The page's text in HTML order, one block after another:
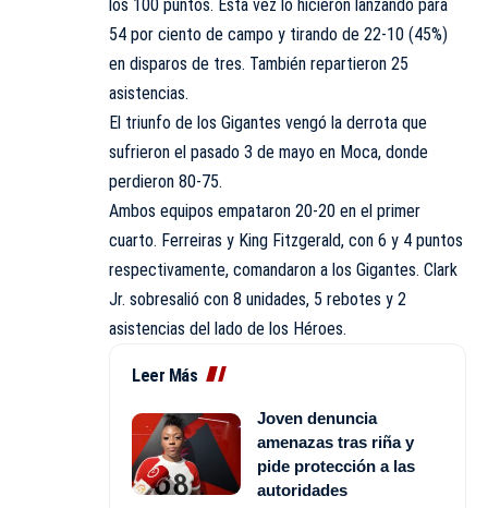
los 100 puntos. Esta vez lo hicieron lanzando para
54 por ciento de campo y tirando de 22-10 (45%)
en disparos de tres. También repartieron 25
asistencias.
El triunfo de los Gigantes vengó la derrota que
sufrieron el pasado 3 de mayo en Moca, donde
perdieron 80-75.
Ambos equipos empataron 20-20 en el primer
cuarto. Ferreiras y King Fitzgerald, con 6 y 4 puntos
respectivamente, comandaron a los Gigantes. Clark
Jr. sobresalió con 8 unidades, 5 rebotes y 2
asistencias del lado de los Héroes.
Leer Más
Joven denuncia
amenazas tras riña y
pide protección a las
autoridades